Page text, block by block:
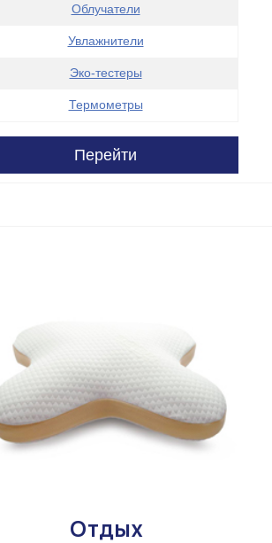
Облучатели
Увлажнители
Эко-тестеры
Термометры
Перейти
Отдых